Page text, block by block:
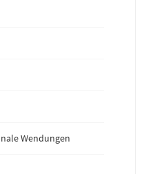
Wendungen